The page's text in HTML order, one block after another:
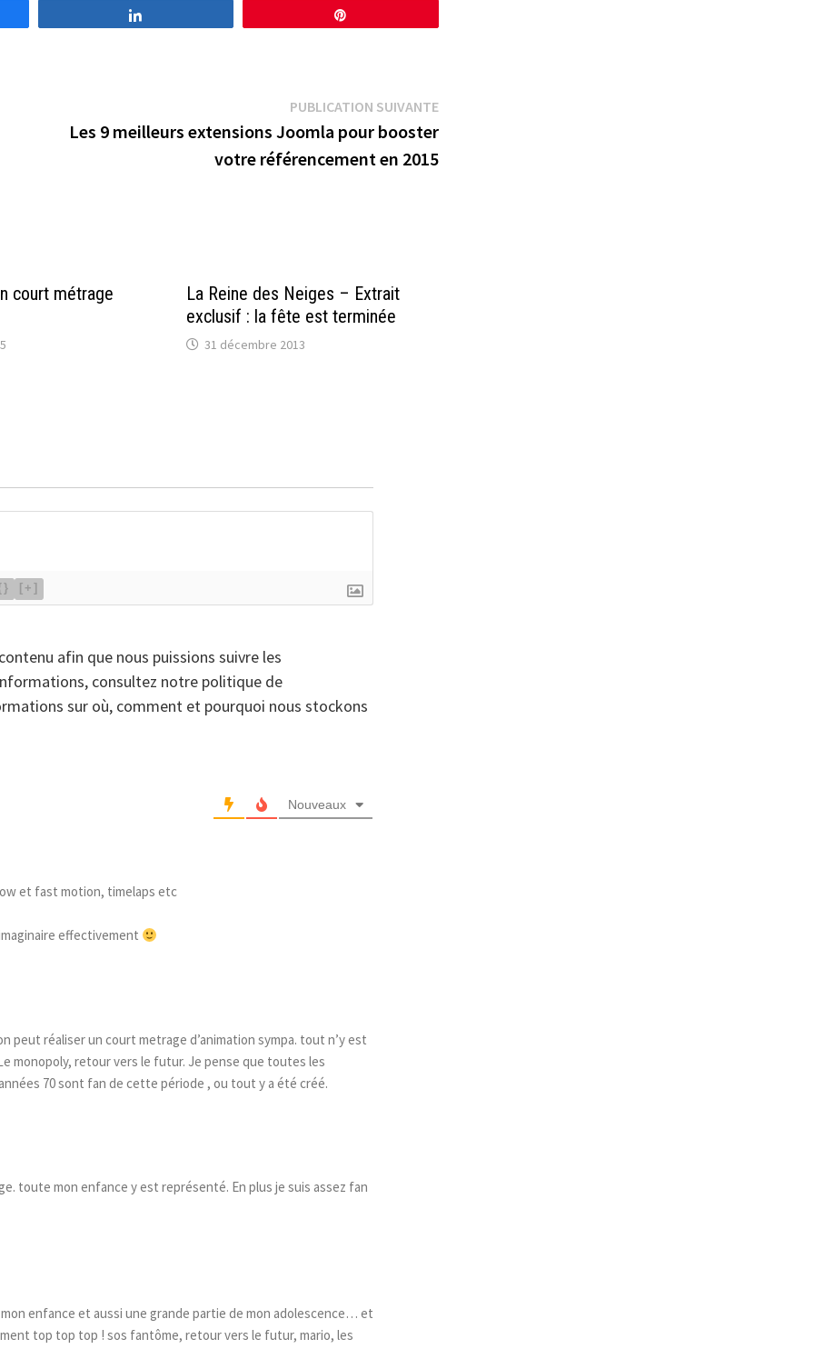
PUBLICATION SUIVANTEPublication
suivante :
Les 9 meilleurs extensions Joomla pour booster
votre référencement en 2015
court métrage
La Reine des Neiges – Extrait
exclusif : la fête est terminée
31 décembre 2013
[+]
afin que nous puissions suivre les
consultez notre politique de
sur où, comment et pourquoi nous stockons
Nouveaux
et fast motion, timelaps etc
effectivement
peut réaliser un court metrage d’animation sympa. tout n’y est
monopoly, retour vers le futur. Je pense que toutes les
70 sont fan de cette période , ou tout y a été créé.
toute mon enfance y est représenté. En plus je suis assez fan
enfance et aussi une grande partie de mon adolescence… et
top top top ! sos fantôme, retour vers le futur, mario, les